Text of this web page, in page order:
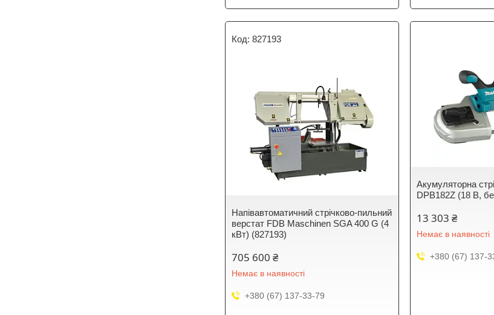
827193
Напівавтоматичний стрічково-пильний
верстат FDB Maschinen SGA 400 G (4
кВт) (827193)
705 600 ₴
Немає в наявності
+380 (67) 137-33-79
Акумуляторна
DPB182Z (18 В,
13 303 ₴
Немає в наявності
+380 (67) 137-